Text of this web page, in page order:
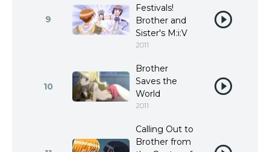
9
Festivals!
Brother and
Sister's M:i:V
2011
10
Brother
Saves the
World
2011
Calling Out to
Brother from